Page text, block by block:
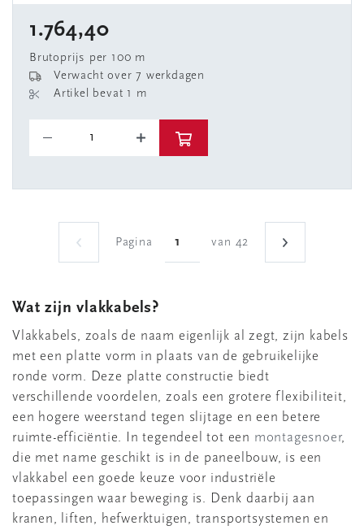
1.764,40
Brutoprijs per 100 m
Verwacht over 7 werkdagen
Artikel bevat 1 m
Pagina van 42
Wat zijn vlakkabels?
Vlakkabels, zoals de naam eigenlijk al zegt, zijn kabels
met een platte vorm in plaats van de gebruikelijke
ronde vorm. Deze platte constructie biedt
verschillende voordelen, zoals een grotere flexibiliteit,
een hogere weerstand tegen slijtage en een betere
ruimte-efficiëntie. In tegendeel tot een montagesnoer,
die met name geschikt is in de paneelbouw, is een
vlakkabel een goede keuze voor industriële
toepassingen waar beweging is. Denk daarbij aan
kranen, liften, hefwerktuigen, transportsystemen en